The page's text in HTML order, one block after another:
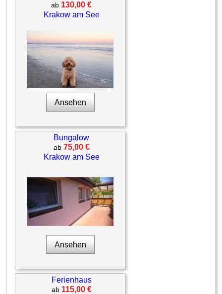
ab 130,00 €
Krakow am See
Ansehen
Bungalow
ab 75,00 €
Krakow am See
Ansehen
Ferienhaus
ab 115,00 €